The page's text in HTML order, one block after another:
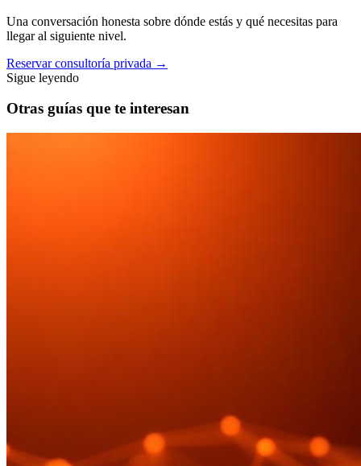
Una conversación honesta sobre dónde estás y qué necesitas para
llegar al siguiente nivel.
Reservar consultoría privada →
Sigue leyendo
Otras guías que te interesan